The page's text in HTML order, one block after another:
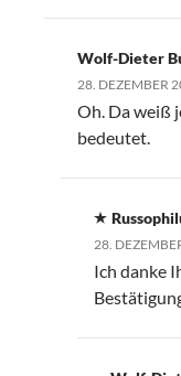
Wolf-Dieter
28. DEZEMBER
Oh. Da weiß
bedeutet.
28.
Ich danke